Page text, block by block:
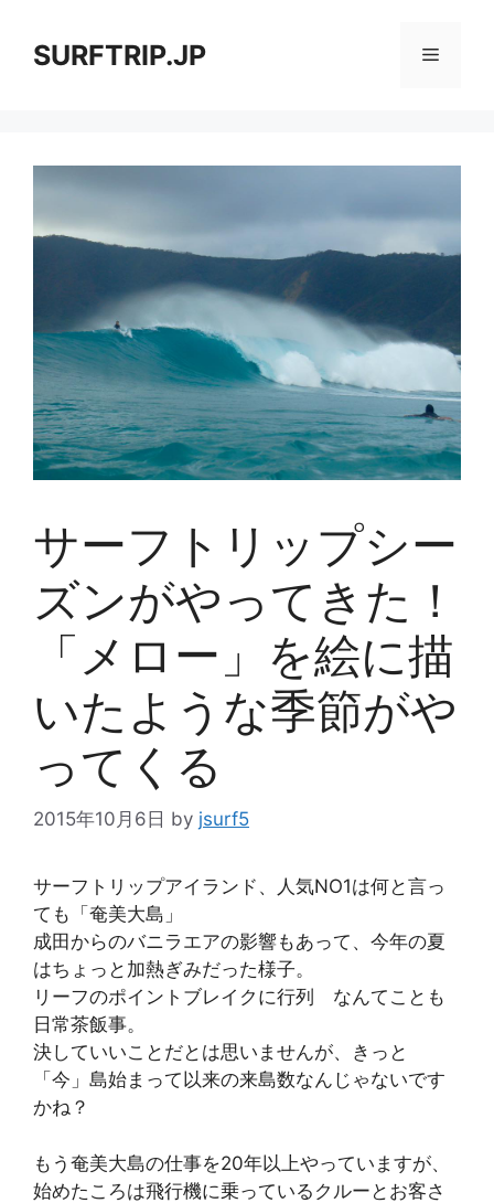
SURFTRIP.JP メ
ー
サーフトリップシー
ズンがやってきた！
「メロー」を絵に描
いたような季節がや
ってくる
2015年10月6日 by jsurf5
サーフトリップアイランド、人気NO1は何と言っ
ても「奄美大島」
成田からのバニラエアの影響もあって、今年の夏
はちょっと加熱ぎみだった様子。
リーフのポイントブレイクに行列 なんてことも
日常茶飯事。
決していいことだとは思いませんが、きっと
「今」島始まって以来の来島数なんじゃないです
かね？
もう奄美大島の仕事を20年以上やっていますが、
始めたころは飛行機に乗っているクルーとお客さ